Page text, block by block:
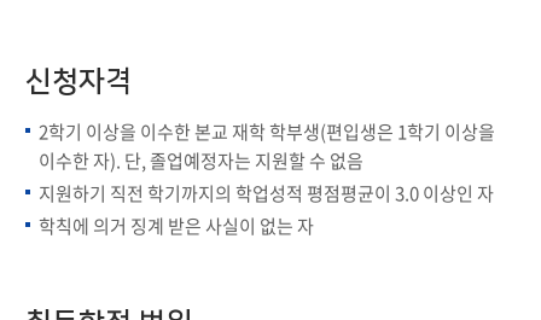
신청자격
2학기 이상을 이수한 본교 재학 학부생(편입생은 1학기 이상을
이수한 자). 단, 졸업예정자는 지원할 수 없음
지원하기 직전 학기까지의 학업성적 평점평균이 3.0 이상인 자
학칙에 의거 징계 받은 사실이 없는 자